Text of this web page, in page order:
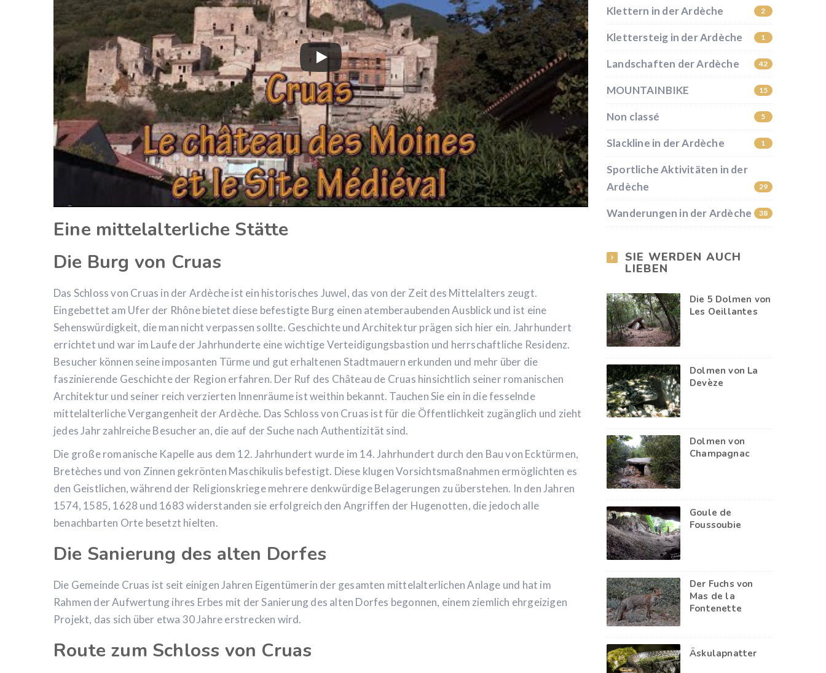
Eine mittelalterliche Stätte
Die Burg von Cruas
Das Schloss von Cruas in der Ardèche ist ein historisches Juwel, das von der Zeit des Mittelalters zeugt.
Eingebettet am Ufer der Rhône bietet diese befestigte Burg einen atemberaubenden Ausblick und ist eine
Sehenswürdigkeit, die man nicht verpassen sollte. Geschichte und Architektur prägen sich hier ein. Jahrhundert
errichtet und war im Laufe der Jahrhunderte eine wichtige Verteidigungsbastion und herrschaftliche Residenz.
Besucher können seine imposanten Türme und gut erhaltenen Stadtmauern erkunden und mehr über die
faszinierende Geschichte der Region erfahren. Der Ruf des Château de Cruas hinsichtlich seiner romanischen
Architektur und seiner reich verzierten Innenräume ist weithin bekannt. Tauchen Sie ein in die fesselnde
mittelalterliche Vergangenheit der Ardèche. Das Schloss von Cruas ist für die Öffentlichkeit zugänglich und zieht
jedes Jahr zahlreiche Besucher an, die auf der Suche nach Authentizität sind.
Die große romanische Kapelle aus dem 12. Jahrhundert wurde im 14. Jahrhundert durch den Bau von Ecktürmen,
Bretèches und von Zinnen gekrönten Maschikulis befestigt. Diese klugen Vorsichtsmaßnahmen ermöglichten es
den Geistlichen, während der Religionskriege mehrere denkwürdige Belagerungen zu überstehen. In den Jahren
1574, 1585, 1628 und 1683 widerstanden sie erfolgreich den Angriffen der Hugenotten, die jedoch alle
benachbarten Orte besetzt hielten.
Die Sanierung des alten Dorfes
Die Gemeinde Cruas ist seit einigen Jahren Eigentümerin der gesamten mittelalterlichen Anlage und hat im
Rahmen der Aufwertung ihres Erbes mit der Sanierung des alten Dorfes begonnen, einem ziemlich ehrgeizigen
Projekt, das sich über etwa 30 Jahre erstrecken wird.
Route zum Schloss von Cruas
Klettern in der Ardèche 2
Klettersteig in der Ardèche 1
Landschaften der Ardèche 42
MOUNTAINBIKE 15
Non classé 5
Slackline in der Ardèche 1
Sportliche Aktivitäten in der
Ardèche
29
Wanderungen in der Ardèche 38
SIE WERDEN AUCH
LIEBEN
Die 5 Dolmen von
Les Oeillantes
Dolmen von La
Devèze
Dolmen von
Champagnac
Goule de
Foussoubie
Der Fuchs von
Mas de la
Fontenette
Äskulapnatter